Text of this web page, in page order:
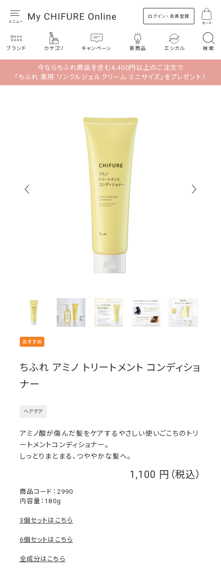
ログイン・会員登録
カート
ブランド カテゴリ キャンペーン 新商品 エシカル 検索
今ならちふれ商品を含む4,400円以上のご注文で
「ちふれ 薬用 リンクルジェルクリーム ミニサイズ」をプレゼント！
ちふれ アミノ トリートメント コンディショ
ナー
ヘアケア
1,100
2990
アミノ酸が傷んだ髪をケアするやさしい使いごこちのトリ
ートメントコンディショナー。
しっとりまとまる、つややかな髪へ。
内容量：180g
3個セットはこちら
6個セットはこちら
全成分はこちら